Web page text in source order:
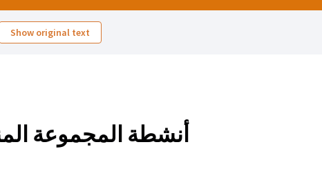
Show original text
أنشطة المجموعة